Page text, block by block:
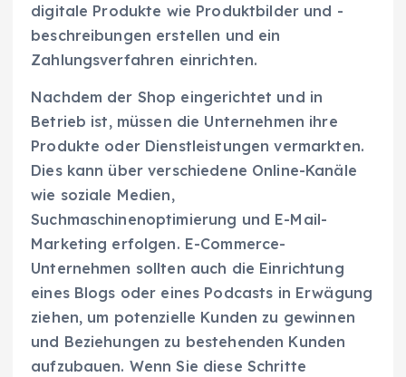
digitale Produkte wie Produktbilder und -
beschreibungen erstellen und ein
Zahlungsverfahren einrichten.
Nachdem der Shop eingerichtet und in
Betrieb ist, müssen die Unternehmen ihre
Produkte oder Dienstleistungen vermarkten.
Dies kann über verschiedene Online-Kanäle
wie soziale Medien,
Suchmaschinenoptimierung und E-Mail-
Marketing erfolgen. E-Commerce-
Unternehmen sollten auch die Einrichtung
eines Blogs oder eines Podcasts in Erwägung
ziehen, um potenzielle Kunden zu gewinnen
und Beziehungen zu bestehenden Kunden
aufzubauen. Wenn Sie diese Schritte